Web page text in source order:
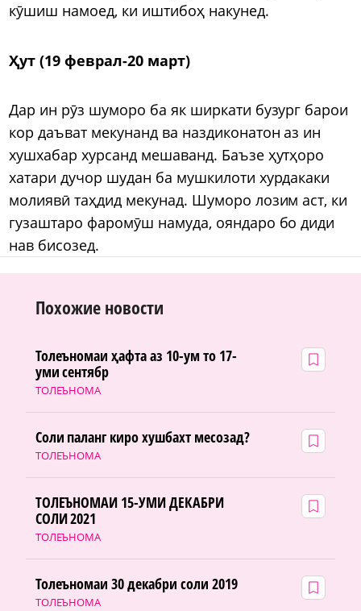
кӯшиш намоед, ки иштибоҳ накунед.
Ҳут (19 феврал-20 март)
Дар ин рӯз шуморо ба як ширкати бузург барои
кор даъват мекунанд ва наздиконатон аз ин
хушхабар хурсанд мешаванд. Баъзе ҳутҳоро
хатари дучор шудан ба мушкилоти хурдакаки
молиявӣ таҳдид мекунад. Шуморо лозим аст, ки
гузаштаро фаромӯш намуда, ояндаро бо диди
нав бисозед.
Похожие новости
ТОЛЕЪНОМА
Толеъномаи ҳафта аз 10-ум то 17-
уми сентябр
ТОЛЕЪНОМА
Соли паланг киро хушбахт месозад?
ТОЛЕЪНОМА
ТОЛЕЪНОМАИ 15-УМИ ДЕКАБРИ
СОЛИ 2021
ТОЛЕЪНОМА
Толеъномаи 30 декабри соли 2019